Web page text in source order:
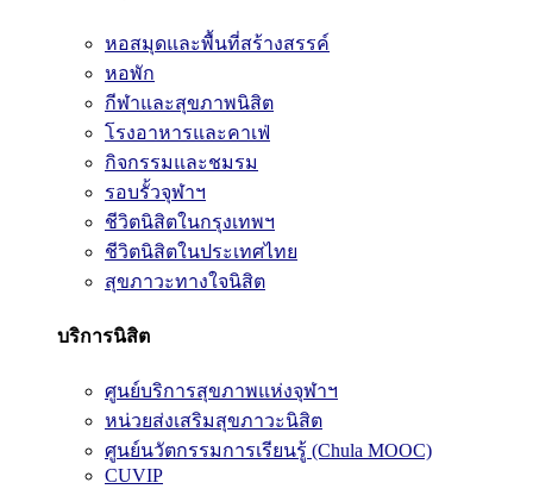
หอสมุดและพื้นที่สร้างสรรค์
หอพัก
กีฬาและสุขภาพนิสิต
โรงอาหารและคาเฟ่
กิจกรรมและชมรม
รอบรั้วจุฬาฯ
ชีวิตนิสิตในกรุงเทพฯ
ชีวิตนิสิตในประเทศไทย
สุขภาวะทางใจนิสิต
บริการนิสิต
ศูนย์บริการสุขภาพแห่งจุฬาฯ
หน่วยส่งเสริมสุขภาวะนิสิต
ศูนย์นวัตกรรมการเรียนรู้ (Chula MOOC)
CUVIP